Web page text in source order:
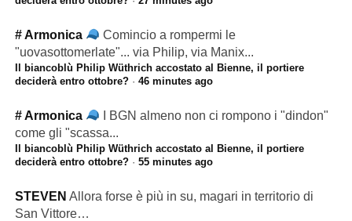
# Armonica
Comincio a rompermi le
"uovasottomerlate"... via Philip, via Manix...
Il biancoblù Philip Wüthrich accostato al Bienne, il portiere
deciderà entro ottobre?· 46 minutes ago
# Armonica
I BGN almeno non ci rompono i "dindon"
come gli "scassa...
Il biancoblù Philip Wüthrich accostato al Bienne, il portiere
deciderà entro ottobre?· 55 minutes ago
STEVEN Allora forse è più in su, magari in territorio di
San Vittore…